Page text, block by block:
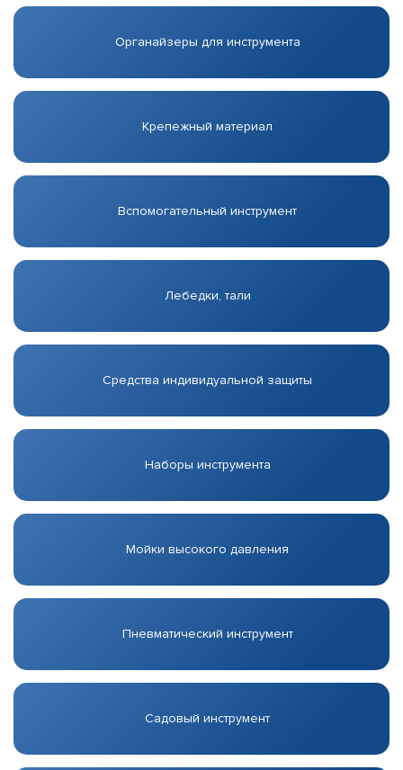
Органайзеры для инструмента
Крепежный материал
Вспомогательный инструмент
Лебедки, тали
Средства индивидуальной защиты
Наборы инструмента
Мойки высокого давления
Пневматический инструмент
Садовый инструмент